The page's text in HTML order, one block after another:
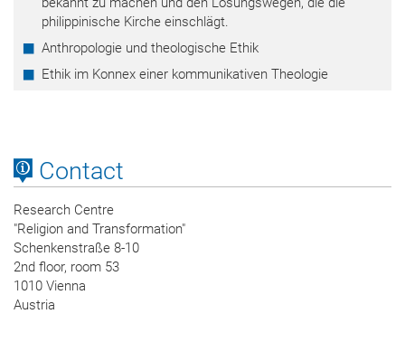
philippinische Kirche einschlägt.
Anthropologie und theologische Ethik
Ethik im Konnex einer kommunikativen Theologie
Contact
Research Centre
"Religion and Transformation"
Schenkenstraße 8-10
2nd floor, room 53
1010 Vienna
Austria